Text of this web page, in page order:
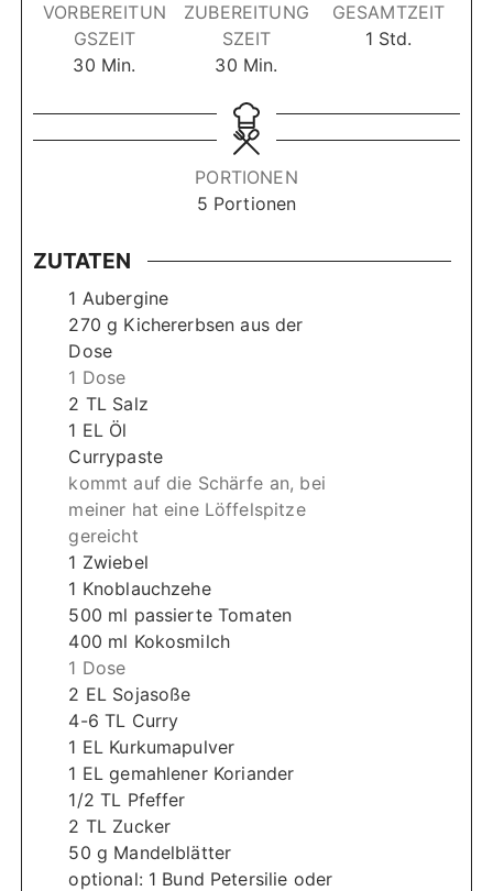
VORBEREITUN
GSZEIT
30M
n
u
Min.
ZUBEREITUNG
SZEIT
30M
n
u
t
e
Min.
GESAMTZEIT
1S
n
d
Std.
PORTIONEN
5 Portionen
ZUTATEN
1 Aubergine
270 g Kichererbsen aus der
Dose
1 Dose
2 TL Salz
1 EL Öl
Currypaste
kommt auf die Schärfe an, bei
meiner hat eine Löffelspitze
gereicht
1 Zwiebel
1 Knoblauchzehe
500 ml passierte Tomaten
400 ml Kokosmilch
1 Dose
2 EL Sojasoße
4-6 TL Curry
1 EL Kurkumapulver
1 ELgemahlener Koriander
1/2 TL Pfeffer
2 TL Zucker
50 g Mandelblätter
optional: 1 Bund Petersilie oder